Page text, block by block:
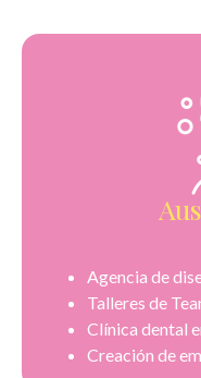
Agencia de
Talleres de
Clínica dental
Creación de